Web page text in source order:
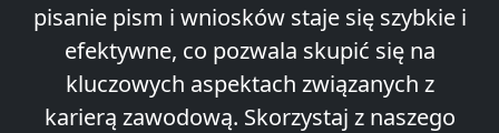
pisanie pism i wniosków staje się szybkie i
efektywne, co pozwala skupić się na
kluczowych aspektach związanych z
karierą zawodową. Skorzystaj z naszego